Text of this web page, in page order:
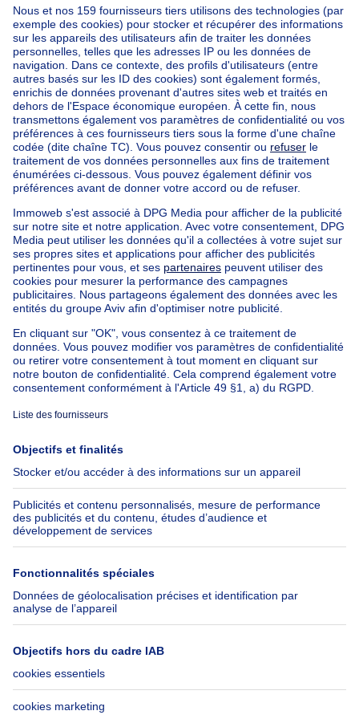
Accueil Belgique
Bruxelles (province)
Bruxelles (arrondissement)
Acheter votre maison à Evere
Nos maisons hors de la Belgique
Maison à vendre France
Maison à vendre Espagne
Maison à vendre Italie
Maison à vendre Luxembourg
Maison à vendre Pays-bas
Nos biens pas chèrsMaison à vendre pas cher
Appartements à louer pas cher
Nos biens à louer avec chambres
Appartement à vendre avec 3 chambres
Maison à vendre avec 3 chambres
Appartement à louer avec 3 chambres
Maison à louer avec 3 chambres
Appartement à louer avec 3 chambres Bruxelles-ville
Immoweb
Presse
Emplois
Groupe Axel Springer
SeLoger.com
Immowelt.de
Belfius
Assurances
Check-list déménagement
Aide
FAQ
Accessibilité
Contactez-nous
Suivez-nous
LinkedIn